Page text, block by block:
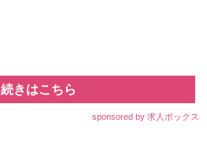
続きはこちら
sponsored by 求人ボックス